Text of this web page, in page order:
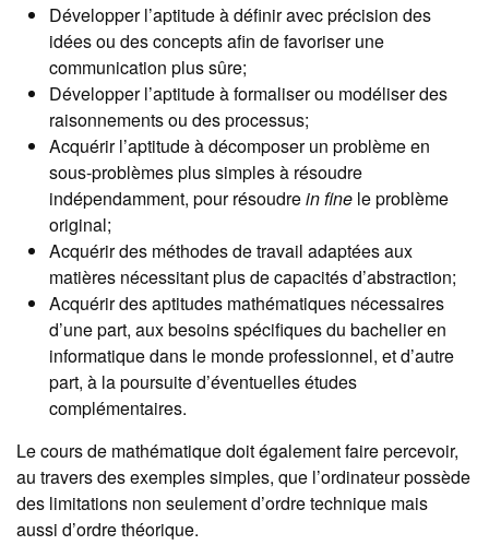
Développer l’aptitude à définir avec précision des
idées ou des concepts afin de favoriser une
communication plus sûre;
Développer l’aptitude à formaliser ou modéliser des
raisonnements ou des processus;
Acquérir l’aptitude à décomposer un problème en
sous-problèmes plus simples à résoudre
indépendamment, pour résoudrein fine le problème
original;
Acquérir des méthodes de travail adaptées aux
matières nécessitant plus de capacités d’abstraction;
Acquérir des aptitudes mathématiques nécessaires
d’une part, aux besoins spécifiques du bachelier en
informatique dans le monde professionnel, et d’autre
part, à la poursuite d’éventuelles études
complémentaires.
Le cours de mathématique doit également faire percevoir,
au travers des exemples simples, que l’ordinateur possède
des limitations non seulement d’ordre technique mais
aussi d’ordre théorique.